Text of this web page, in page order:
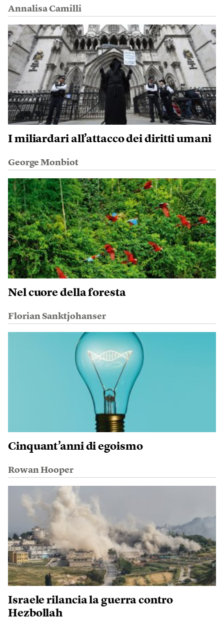
Annalisa Camilli
I miliardari all’attacco dei diritti umani
George Monbiot
Nel cuore della foresta
Florian Sanktjohanser
Cinquant’anni di egoismo
Rowan Hooper
Israele rilancia la guerra contro
Hezbollah